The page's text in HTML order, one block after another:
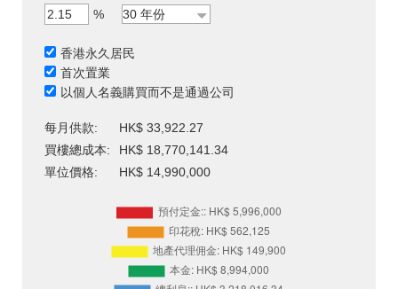
%
香港永久居民
首次置業
以個人名義購買而不是通過公司
每月供款:
HK$ 33,922.27
買樓總成本:
HK$ 18,770,141.34
單位價格:
HK$ 14,990,000